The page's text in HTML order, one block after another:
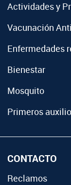
Actividades y
Vacunación
Enfermedades
Bienestar
Mosquito
Primeros
CONTACTO
Reclamos